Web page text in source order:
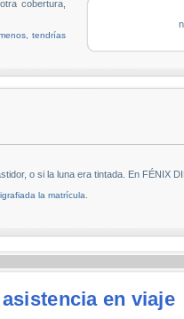
cobertura,
tendrías
o si la luna era tintada. En FÉNIX
la matrícula.
asistencia en viaje